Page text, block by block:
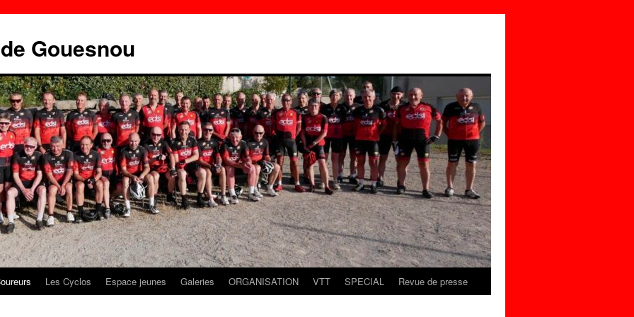
Gouesnou
Les Cyclos Espace jeunes Galeries ORGANISATION VTT SPECIAL Revue de presse